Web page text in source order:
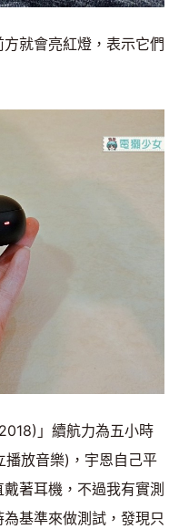
就會亮紅燈，表示它們
」續航力為五小時
放音樂)，宇恩自己平
著耳機，不過我有實測
基準來做測試，發現只